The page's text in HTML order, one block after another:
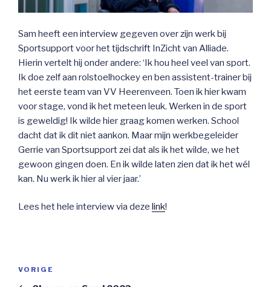
Sam heeft een interview gegeven over zijn werk bij
Sportsupport voor het tijdschrift InZicht van Alliade.
Hierin vertelt hij onder andere: ‘Ik hou heel veel van sport.
Ik doe zelf aan rolstoelhockey en ben assistent-trainer bij
het eerste team van VV Heerenveen. Toen ik hier kwam
voor stage, vond ik het meteen leuk. Werken in de sport
is geweldig! Ik wilde hier graag komen werken. School
dacht dat ik dit niet aankon. Maar mijn werkbegeleider
Gerrie van Sportsupport zei dat als ik het wilde, we het
gewoon gingen doen. En ik wilde laten zien dat ik het wél
kan. Nu werk ik hier al vier jaar.’
Lees het hele interview via deze link!
Vorig
VORIGE